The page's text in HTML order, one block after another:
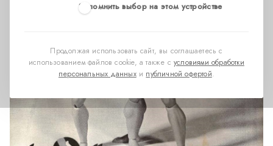
Запомнить выбор на этом устройстве
Продолжая использовать сайт, вы соглашаетесь с
использованием файлов cookie, а также сусловиями обработки
персональных данныхи публичной офертой.